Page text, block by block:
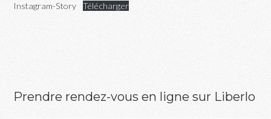
Instagram-Story
Télécharger
Prendre rendez-vous en ligne sur Liberlo